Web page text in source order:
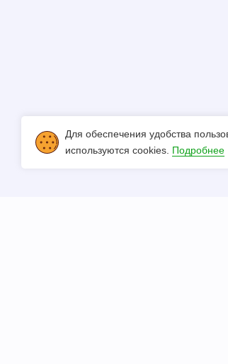
Для обеспечения удобства
используются cookies. Подробнее